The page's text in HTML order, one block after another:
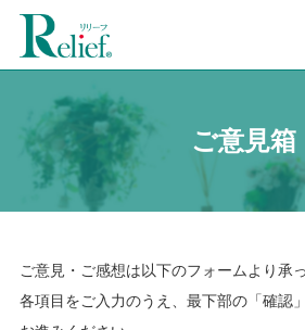
ご意見箱
ご意見・ご感想は以下のフォームより承
各項目をご入力のうえ、最下部の「確認